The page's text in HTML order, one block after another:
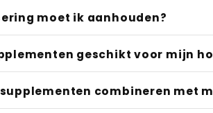
vs. Codes:
voeding:
moet ik aanhouden?
geschikt voor mijn
combineren met